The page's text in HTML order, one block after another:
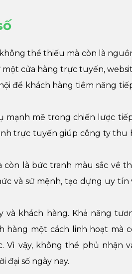
thể thiếu mà còn là
cửa hàng trực tuyến,
để khách hàng tiềm năng
mạnh mẽ trong chiến lược
trực tuyến giúp công ty thu
là bức tranh màu sắc về
và sứ mệnh, tạo dựng uy tín
và khách hàng. Khả năng
hàng một cách linh hoạt mà
vậy, không thể phủ nhận
số ngày nay.